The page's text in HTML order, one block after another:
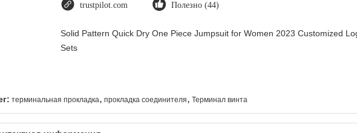
trustpilot.com Полезно (44)
Solid Pattern Quick Dry One Piece Jumpsuit for Women 2023 Customized
Sets
терминальная прокладка, прокладка соединителя, Терминал винта